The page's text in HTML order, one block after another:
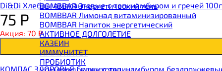
BOMBBAR Энергетический гель
BOMBBAR Лимонад витаминизированный
BOMBBAR Напиток энергетический
АКТИВНОЕ ДОЛГОЛЕТИЕ
КАЗЕИН
ИММУНИТЕТ
ПРОБИОТИК
Di&Di Хлебцы амарантовые с топинамбуром и гречей 100г
75 Р
Акция: 70 Р
КОМПАС ЗДОРОВЬЯ Сушки с топинамбуром